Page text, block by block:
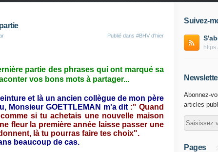
Publié dans #BHV d'hier
partie des phrases qui ont marqué sa
vos bons mots à partager...
et là un ancien collègue de mon père
Monsieur GOETTLEMAN m'a dit :" Quand
si tu achetais une nouvelle maison
fleur la première année laisse passer une
là tu pourras faire tes choix".
beaucoup de cas.
Suivez-
Abonnez-
articles
Pages